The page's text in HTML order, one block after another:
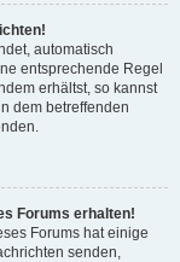
automatisch
entsprechende Regel
erhältst, so kannst
dem betreffenden
Forums erhalten!
Forums hat einige
senden,